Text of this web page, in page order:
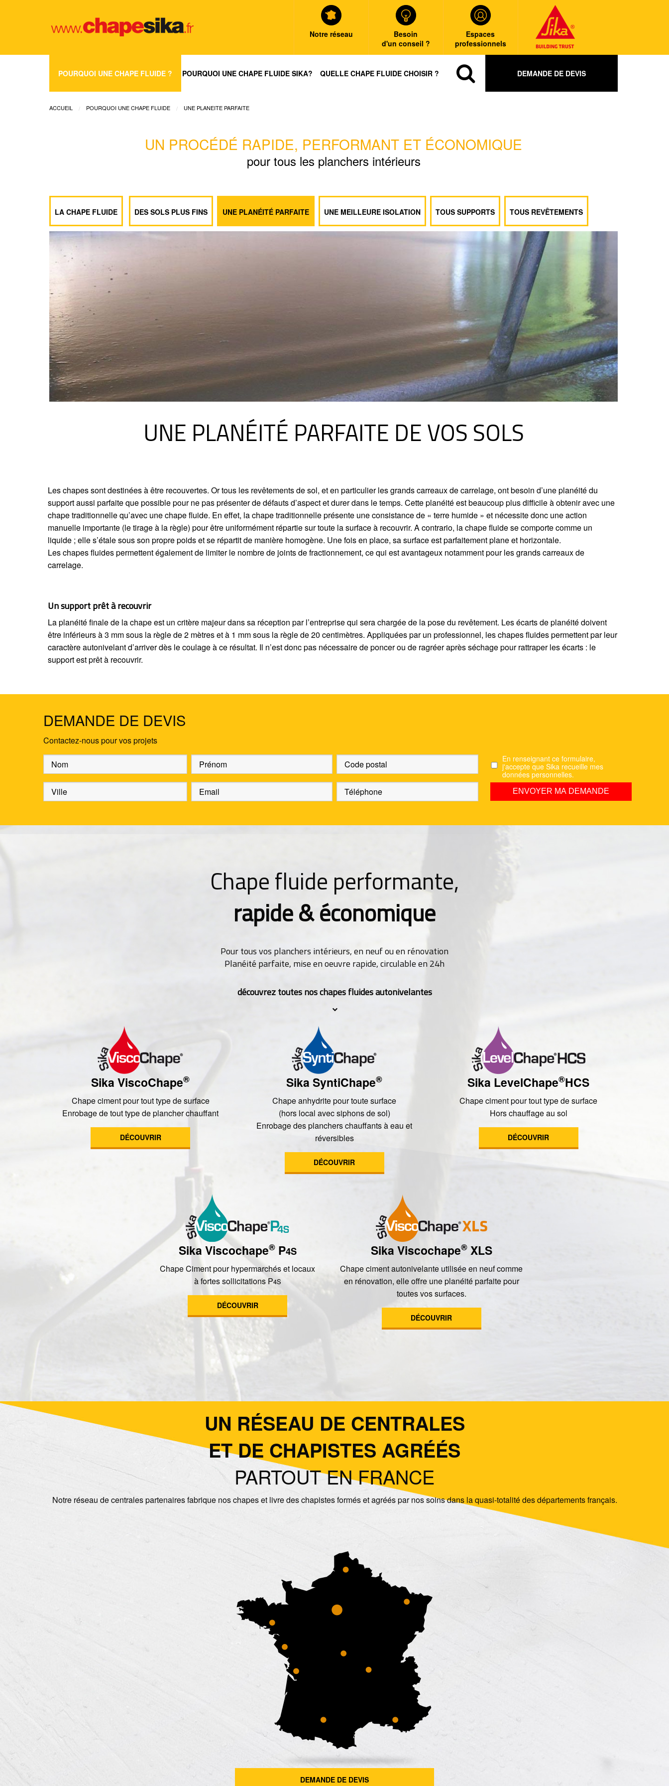
Notre réseau
Besoin
d'un conseil ?
Espaces
professionnels
POURQUOI UNE CHAPE FLUIDE ? POURQUOI UNE CHAPE FLUIDE SIKA? QUELLE CHAPE FLUIDE CHOISIR ? DEMANDE DE DEVIS
ACCUEIL POURQUOI UNE CHAPE FLUIDE UNE PLANEITE PARFAITE
UN PROCÉDÉ RAPIDE, PERFORMANT ET ÉCONOMIQUE
pour tous les planchers intérieurs
LA CHAPE FLUIDE DES SOLS PLUS FINS UNE PLANÉITÉ PARFAITE UNE MEILLEURE ISOLATION TOUS SUPPORTS TOUS REVÊTEMENTS
UNE PLANÉITÉ PARFAITE DE VOS SOLS
Les chapes sont destinées à être recouvertes. Or tous les revêtements de sol, et en particulier les grands carreaux de carrelage, ont besoin d’une planéité du
support aussi parfaite que possible pour ne pas présenter de défauts d’aspect et durer dans le temps. Cette planéité est beaucoup plus difficile à obtenir avec une
chape traditionnelle qu’avec une chape fluide. En effet, la chape traditionnelle présente une consistance de « terre humide » et nécessite donc une action
manuelle importante (le tirage à la règle) pour être uniformément répartie sur toute la surface à recouvrir. A contrario, la chape fluide se comporte comme un
liquide ; elle s’étale sous son propre poids et se répartit de manière homogène. Une fois en place, sa surface est parfaitement plane et horizontale.
Les chapes fluides permettent également de limiter le nombre de joints de fractionnement, ce qui est avantageux notamment pour les grands carreaux de
carrelage.
Un support prêt à recouvrir
La planéité finale de la chape est un critère majeur dans sa réception par l’entreprise qui sera chargée de la pose du revêtement. Les écarts de planéité doivent
être inférieurs à 3 mm sous la règle de 2 mètres et à 1 mm sous la règle de 20 centimètres. Appliquées par un professionnel, les chapes fluides permettent par leur
caractère autonivelant d’arriver dès le coulage à ce résultat. Il n’est donc pas nécessaire de poncer ou de ragréer après séchage pour rattraper les écarts : le
support est prêt à recouvrir.
DEMANDE DE DEVIS
Contactez-nous pour vos projets
En renseignant ce formulaire,
j'accepte que Sika recueille mes
données personnelles.
Chape fluide performante,
rapide & économique
Pour tous vos planchers intérieurs, en neuf ou en rénovation
Planéité parfaite, mise en oeuvre rapide, circulable en 24h
découvrez toutes nos chapes fluides autonivelantes
Sika ViscoChape®
Chape ciment pour tout type de surface
Enrobage de tout type de plancher chauffant
DÉCOUVRIR
Sika SyntiChape®
Chape anhydrite pour toute surface
(hors local avec siphons de sol)
Enrobage des planchers chauffants à eau et
réversibles
DÉCOUVRIR
Sika LevelChape®HCS
Chape ciment pour tout type de surface
Hors chauffage au sol
DÉCOUVRIR
Sika Viscochape®P4S
Chape Ciment pour hypermarchés et locaux
à fortes sollicitations P4S
DÉCOUVRIR
Sika Viscochape®XLS
Chape ciment autonivelante utilisée en neuf comme
en rénovation, elle offre une planéité parfaite pour
toutes vos surfaces.
DÉCOUVRIR
UN RÉSEAU DE CENTRALES
ET DE CHAPISTES AGRÉÉS
PARTOUT EN FRANCE
Notre réseau de centrales partenaires fabrique nos chapes et livre des chapistes formés et agréés par nos soins dans la quasi-totalité des départements français.
DEMANDE DE DEVIS